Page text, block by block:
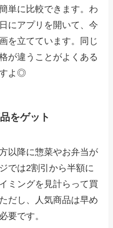
単に比較できます。わ
にアプリを開いて、今
を立てています。同じ
が違うことがよくある
よ◎
をゲット
以降に惣菜やお弁当が
では2割引から半額に
ミングを見計らって買
だし、人気商品は早め
要です。